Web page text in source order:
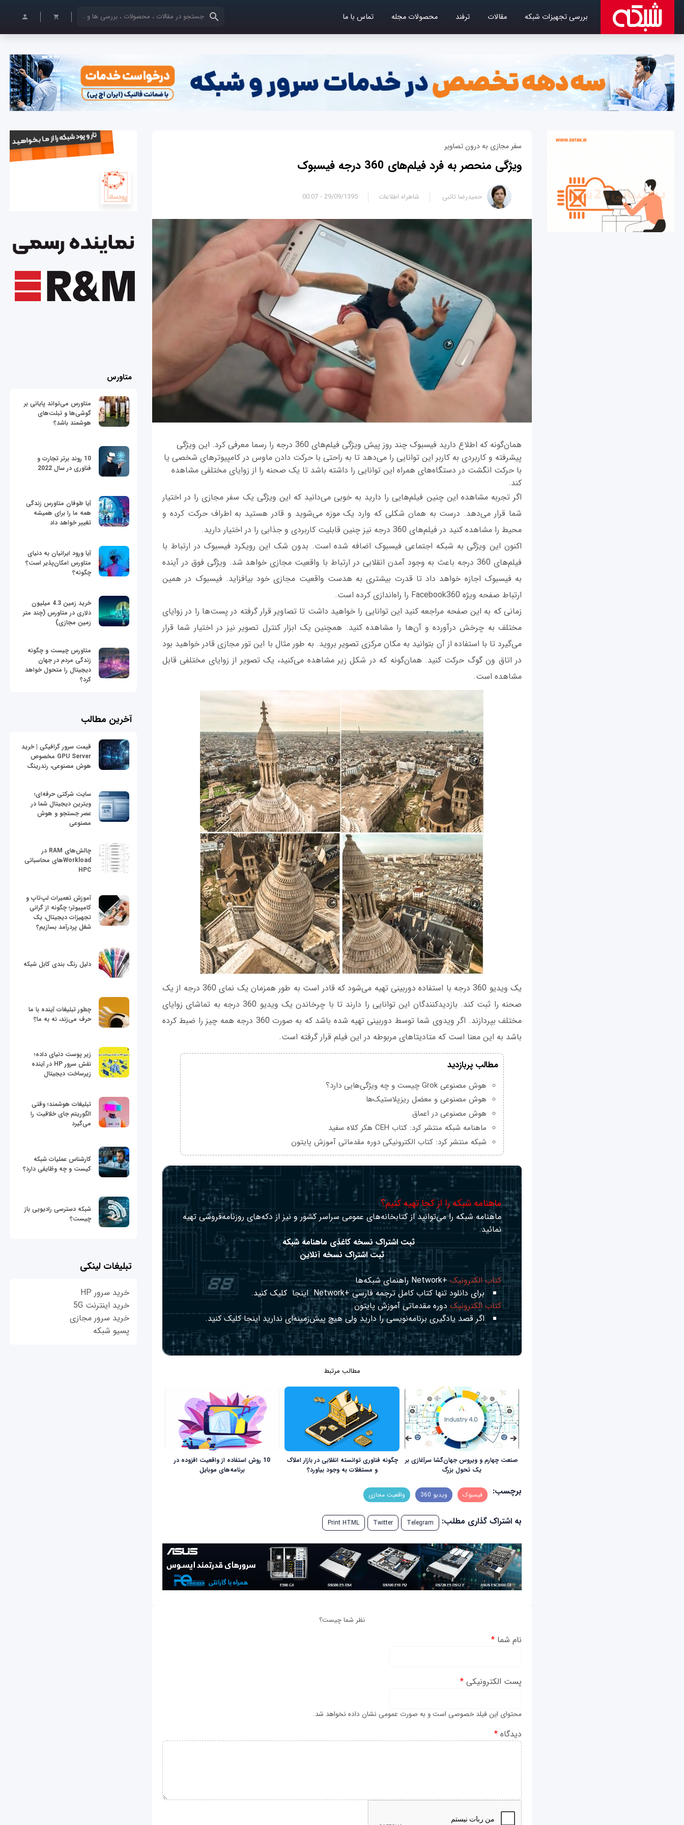
بررسی تجهیزات شبکه مقالات ترفند محصولات مجله تماس با ما کلمات کلیدی خود را وارد کنید
سفر مجازی به درون تصاویر
ویژگی منحصر به فرد فیلم‌های 360 درجه فیسبوک
29/09/1395 - 00:07 حمیدرضا تائبی شاهراه اطلاعات
همان‌گونه که اطلاع دارید فیسبوک چند روز پیش ویژگی فیلم‌های 360 درجه را رسما معرفی کرد. این ویژگی
پیشرفته و کاربردی به کاربر این توانایی را می‌دهد تا به راحتی با حرکت دادن ماوس در کامپیوترهای شخصی یا
با حرکت انگشت در دستگاه‌های همراه این توانایی را داشته باشد تا یک صحنه را از زوایای مختلفی مشاهده
کند.
اگر تجربه مشاهده این چنین فیلم‌هایی را دارید به خوبی می‌دانید که این ویژگی یک سفر مجازی را در اختیار
شما قرار می‌دهد. درست به همان شکلی که وارد یک موزه می‌شوید و قادر هستید به اطراف حرکت کرده و
محیط را مشاهده کنید در فیلم‌های 360 درجه نیز چنین قابلیت کاربردی و جذابی را در اختیار دارید.
اکنون این ویژگی به شبکه اجتماعی فیسبوک اضافه شده است. بدون شک این رویکرد فیسبوک در ارتباط با
فیلم‌های 360 درجه باعث به وجود آمدن انقلابی در ارتباط با واقعیت مجازی خواهد شد. ویژگی فوق در آینده
به فیسبوک اجازه خواهد داد تا قدرت بیشتری به هدست واقعیت مجازی خود بیافزاید. فیسبوک در همین
ارتباط صفحه ویژه Facebook360 را راه‌اندازی کرده است.
زمانی که به این صفحه مراجعه کنید این توانایی را خواهید داشت تا تصاویر قرار گرفته در پست‌ها را در زوایای
مختلف به چرخش درآورده و آن‌ها را مشاهده کنید. همچنین یک ابزار کنترل تصویر نیز در اختیار شما قرار
می‌گیرد تا با استفاده از آن بتوانید به مکان مرکزی تصویر بروید. به طور مثال با این تور مجازی قادر خواهید بود
در اتاق ون گوگ حرکت کنید. همان‌گونه که در شکل زیر مشاهده می‌کنید، یک تصویر از زوایای مختلفی قابل
مشاهده است.
یک ویدیو 360 درجه با استفاده دوربینی تهیه می‌شود که قادر است به طور همزمان یک نمای 360 درجه از یک
صحنه را ثبت کند. بازدیدکنندگان این توانایی را دارند تا با چرخاندن یک ویدیو 360 درجه به تماشای زوایای
مختلف بپردازند. اگر ویدوی شما توسط دوربینی تهیه شده باشد که به صورت 360 درجه همه چیز را ضبط کرده
باشد به این معنا است که متادیتاهای مربوطه در این فیلم قرار گرفته است.
مطالب پربازدید
هوش مصنوعی Grok چیست و چه ویژگی‌هایی دارد؟
هوش مصنوعی و معضل ریزپلاستیک‌ها
هوش مصنوعی در اعماق
ماهنامه شبکه منتشر کرد: کتاب CEH هکر کلاه سفید
شبکه منتشر کرد: کتاب الکترونیکی دوره مقدماتی آموزش پایتون
ماهنامه شبکه را از کجا تهیه کنیم؟
ماهنامه شبکه را می‌توانید از کتابخانه‌های عمومی سراسر کشور و نیز از دکه‌های روزنامه‌فروشی تهیه
نمائید.
ثبت اشتراک نسخه کاغذی ماهنامه شبکه
ثبت اشتراک نسخه آنلاین
کتاب الکترونیک+Network راهنمای شبکه‌ها
برای دانلود تنها کتاب کامل ترجمه فارسی +Network
اینجا کلیک کنید.
کتاب الکترونیک دوره مقدماتی آموزش پایتون
اگر قصد یادگیری برنامه‌نویسی را دارید ولی هیچ پیش‌زمینه‌ای ندارید اینجا کلیک کنید.
مطالب مرتبط
صنعت چهارم و ویروس جهان‌گشا سرآغازی بر
یک تحول بزرگ
چگونه فناوری توانسته انقلابی در بازار املاک
و مستغلات به وجود بیاورد؟
10 روش استفاده از واقعیت افزوده در
برنامه‌های موبایل
برچسب: فیسبوک ویدیو 360 واقعیت مجازی
به اشتراک گذاری مطلب: Telegram
Twitter
Print HTML
نظر شما چیست؟
نام شما *
پست الکترونیکی *
محتوای این فیلد خصوصی است و به صورت عمومی نشان داده نخواهد شد.
دیدگاه *
متاورس
متاورس می‌تواند پایانی بر
گوشی‌ها و تبلت‌های
هوشمند باشد؟
10 روند برتر تجارت و
فناوری در سال 2022
آیا طوفان متاورس زندگی
همه ما را برای همیشه
تغییر خواهد داد
آیا ورود ایرانیان به دنیای
متاورس امکان‌پذیر است؟
چگونه؟
خرید زمین 4.3 میلیون
دلاری در متاورس (چند متر
زمین مجازی)
متاورس چیست و چگونه
زندگی مردم در جهان
دیجیتال را متحول خواهد
کرد؟
آخرین مطالب
قیمت سرور گرافیکی | خرید
GPU Server مخصوص
هوش مصنوعی، رندرینگ
سایت شرکتی حرفه‌ای؛
ویترین دیجیتال شما در
عصر جستجو و هوش
مصنوعی
چالش‌های RAM در
Workloadهای محاسباتی
HPC
آموزش تعمیرات لپ‌تاپ و
کامپیوتر؛ چگونه از گرانی
تجهیزات دیجیتال، یک
شغل پردرآمد بسازیم؟
دلیل رنگ بندی کابل شبکه
چطور تبلیغات آینده با ما
حرف می‌زند، نه به ما؟
زیر پوست دنیای داده؛
نقش سرور HP در آینده
زیرساخت دیجیتال
تبلیغات هوشمند؛ وقتی
الگوریتم جای خلاقیت را
می‌گیرد
کارشناس عملیات شبکه
کیست و چه وظایفی دارد؟
شبکه دسترسی رادیویی باز
چیست؟
تبلیغات لینکی
خرید سرور HP
خرید اینترنت 5G
خرید سرور مجازی
پسیو شبکه